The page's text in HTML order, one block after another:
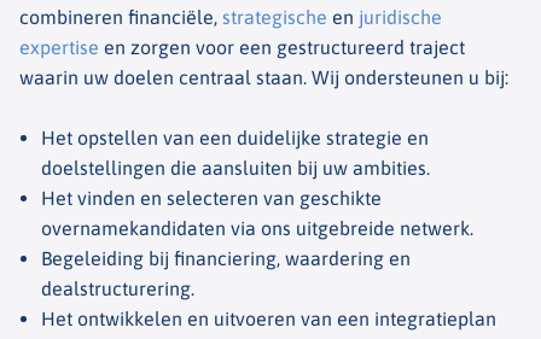
combineren financiële, strategische en juridische
expertise en zorgen voor een gestructureerd traject
waarin uw doelen centraal staan. Wij ondersteunen u bij:
Het opstellen van een duidelijke strategie en
doelstellingen die aansluiten bij uw ambities.
Het vinden en selecteren van geschikte
overnamekandidaten via ons uitgebreide netwerk.
Begeleiding bij financiering, waardering en
dealstructurering.
Het ontwikkelen en uitvoeren van een integratieplan